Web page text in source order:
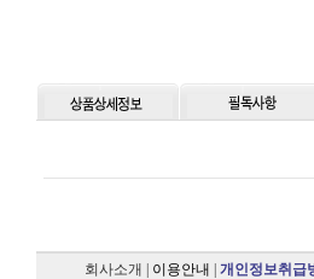
회사소개 이용안내 개인정보취급